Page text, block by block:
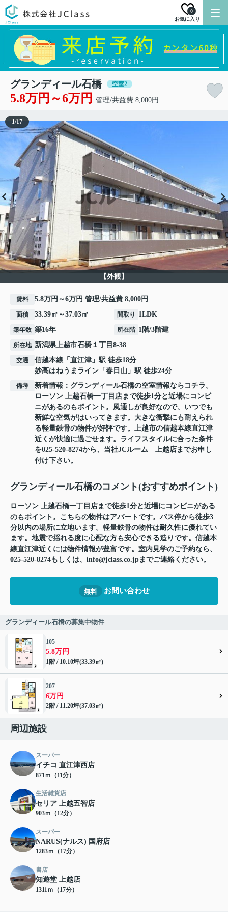
お気に入り
0
グランディール石橋 空室2
5.8万円～6万円 管理/共益費 8,000円
【外観】
1/17
賃料 5.8万円～6万円 管理/共益費 8,000円
面積 33.39㎡～37.03㎡ 間取り 1LDK
築年数 築16年 所在階 1階/3階建
所在地 新潟県上越市石橋 １丁目8-38
交通 信越本線 「 直江津 」駅 徒歩18分
妙高はねうまライン 「 春日山 」駅 徒歩24分
備考
新着情報：グランディール石橋の空室情報ならコチラ。
ローソン 上越石橋一丁目店まで徒歩1分と近場にコンビ
ニがあるのもポイント。風通しが良好なので、いつでも
新鮮な空気がはいってきます。大きな衝撃にも耐えられ
る軽量鉄骨の物件が好評です。上越市の信越本線直江津
近くが快適に過ごせます。ライフスタイルに合った条件
を025-520-8274から、当社JCルーム 上越店までお申し
付け下さい。
グランディール石橋のコメント(おすすめポイント)
ローソン 上越石橋一丁目店まで徒歩1分と近場にコンビニがある
のもポイント。こちらの物件はアパートです。バス停から徒歩3
分以内の場所に立地います。軽量鉄骨の物件は耐久性に優れてい
ます。地震で揺れる度に心配な方も安心できる造りです。信越本
線直江津近くには物件情報が豊富です。室内見学のご予約なら、
025-520-8274もしくは、info@jclass.co.jpまでご連絡ください。
無料 お問い合わせ
グランディール石橋の募集中物件
105
5.8万円
1階 / 10.10坪(33.39㎡)
207
6万円
2階 / 11.20坪(37.03㎡)
周辺施設
スーパー
イチコ 直江津西店
871ｍ（11分）
生活雑貨店
セリア 上越五智店
903ｍ（12分）
スーパー
NARUS(ナルス) 国府店
1283ｍ（17分）
書店
知遊堂 上越店
1311ｍ（17分）